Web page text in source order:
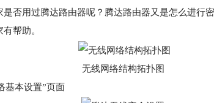
是否用过腾达路由器呢？腾达路由器又是怎么进行
帮助。
无线网络结构拓扑图
基本设置”页面